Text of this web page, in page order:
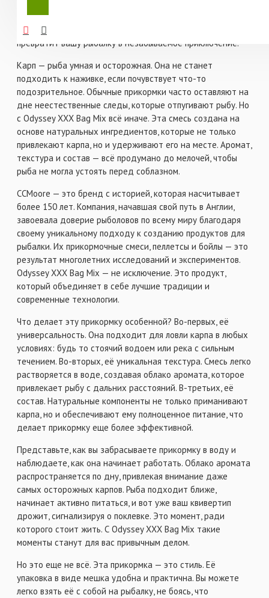
Высокоаттрактивная сыпучая смесь для
круглогодичного использования.
Не растворяет ПВА.
Вес: 1 кг.
Рекомендации:Продукт должен храниться в сухом,
прохладном месте, вдали от прямых солнечных лучей.
XXX Bag Mix (Одиссей) 1 кг — это не просто прикормка,
это настоящий арсенал для карпятника, который
превратит вашу рыбалку в незабываемое приключение.
Карп — рыба умная и осторожная. Она не станет
подходить к наживке, если почувствует что-то
подозрительное. Обычные прикормки часто оставляют на
дне неестественные следы, которые отпугивают рыбу. Но
с Odyssey XXX Bag Mix всё иначе. Эта смесь создана на
основе натуральных ингредиентов, которые не только
привлекают карпа, но и удерживают его на месте. Аромат,
текстура и состав — всё продумано до мелочей, чтобы
рыба не могла устоять перед соблазном.
CCMoore — это бренд с историей, которая насчитывает
более 150 лет. Компания, начавшая свой путь в Англии,
завоевала доверие рыболовов по всему миру благодаря
своему уникальному подходу к созданию продуктов для
рыбалки. Их прикормочные смеси, пеллетсы и бойлы — это
результат многолетних исследований и экспериментов.
Odyssey XXX Bag Mix — не исключение. Это продукт,
который объединяет в себе лучшие традиции и
современные технологии.
Что делает эту прикормку особенной? Во-первых, её
универсальность. Она подходит для ловли карпа в любых
условиях: будь то стоячий водоем или река с сильным
течением. Во-вторых, её уникальная текстура. Смесь легко
растворяется в воде, создавая облако аромата, которое
привлекает рыбу с дальних расстояний. В-третьих, её
состав. Натуральные компоненты не только приманивают
карпа, но и обеспечивают ему полноценное питание, что
делает прикормку еще более эффективной.
Представьте, как вы забрасываете прикормку в воду и
наблюдаете, как она начинает работать. Облако аромата
распространяется по дну, привлекая внимание даже
самых осторожных карпов. Рыба подходит ближе,
начинает активно питаться, и вот уже ваш квивертип
дрожит, сигнализируя о поклевке. Это момент, ради
которого стоит жить. С Odyssey XXX Bag Mix такие
моменты станут для вас привычным делом.
Но это еще не всё. Эта прикормка — это стиль. Её
упаковка в виде мешка удобна и практична. Вы можете
легко взять её с собой на рыбалку, не боясь, что